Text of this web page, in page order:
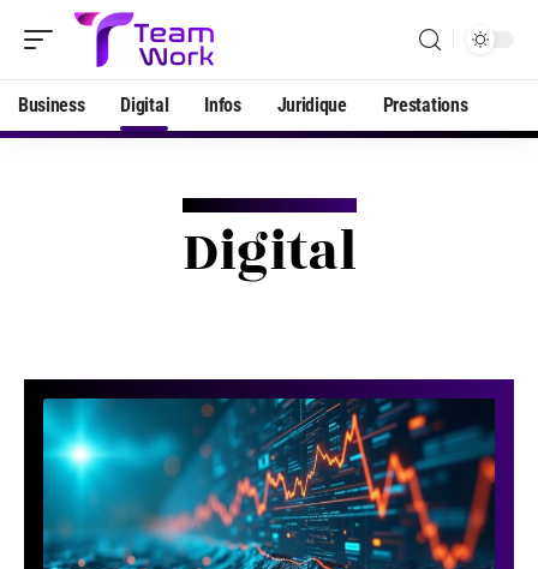
Business Digital Infos Juridique Prestations
Digital